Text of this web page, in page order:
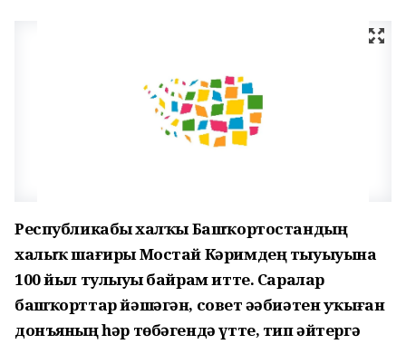
Республикабыҙ халҡы Башҡортостандың
халыҡ шағиры Мостай Кәримдең тыуыуына
100 йыл тулыуҙы байрам итте. Саралар
башҡорттар йәшәгән, совет әҙәбиәтен уҡыған
донъяның һәр төбәгендә үтте, тип әйтергә